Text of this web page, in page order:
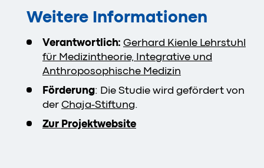
Weitere Informationen
Verantwortlich: Gerhard Kienle Lehrstuhl
für Medizintheorie, Integrative und
Anthroposophische Medizin
Förderung: Die Studie wird gefördert von
der Chaja-Stiftung.
Zur Projektwebsite